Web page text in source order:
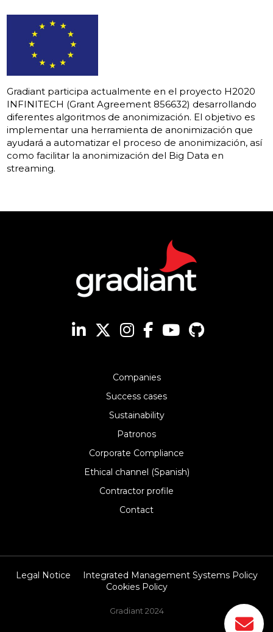
Gradiant participa actualmente en el proyecto H2020
INFINITECH (Grant Agreement 856632) desarrollando
diferentes algoritmos de anonimización. El objetivo es
implementar una herramienta de anonimización que
ayudará a automatizar el proceso de anonimización, así
como facilitar la anonimización del Big Data en
streaming.
Companies
Success cases
Sustainability
Patronos
Corporate Compliance
Ethical channel (Spanish)
Contractor profile
Contact
Gradiant 2024
Legal Notice
Integrated Management Systems Policy
Cookies Policy